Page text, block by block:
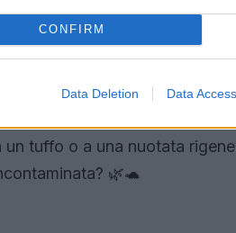
CONFIRM
Data Deletion Data Access
Qui troverai laRiserva
amanti della natura
che depongono le uova.
offrendo un mix di relax e
ore di tranquillità, ma se
tuffo o a una nuotata
🌿🐢